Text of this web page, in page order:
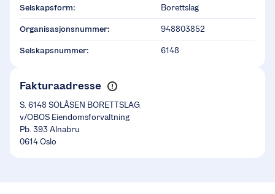
Selskapsform: Borettslag
Organisasjonsnummer: 948803852
Selskapsnummer: 6148
Fakturaadresse
S. 6148 SOLÅSEN BORETTSLAG
v/OBOS Eiendomsforvaltning
Pb. 393 Alnabru
0614 Oslo